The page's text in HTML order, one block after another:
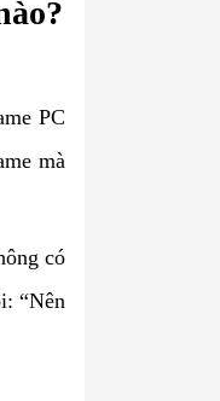
PC
mà
có
“Nên